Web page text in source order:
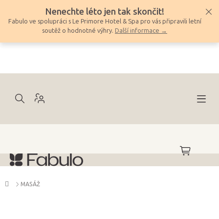
obsah
Nenechte léto jen tak skončit!
Fabulo ve spolupráci s Le Primore Hotel & Spa pro vás připravili letní
soutěž o hodnotné výhry. Další informace →
NÁKUPNÍ
KOŠÍK
Domů
MASÁŽ